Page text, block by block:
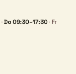
·Do 09:30–17:30· Fr